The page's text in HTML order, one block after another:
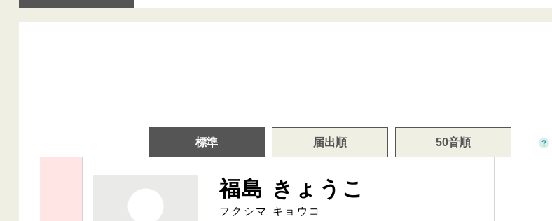
標準 届出順 50音順
福島 きょうこ
フクシマ キョウコ